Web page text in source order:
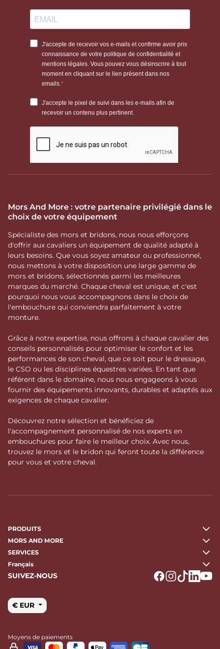
Mors And More : votre partenaire privilégié dans le
choix de votre équipement
Spécialiste des mors et bridons, nous nous efforçons
d'offrir aux cavaliers un équipement de qualité adapté à
leurs besoins. Que vous soyez amateur ou professionnel,
nous mettons à votre disposition une large gamme de
mors et bridons, sélectionnés parmi les meilleures
marques du marché. Chaque cheval est unique, et c'est
pourquoi nous vous accompagnons dans le choix de
l'embouchure qui conviendra parfaitement à votre
monture.
Grâce à notre expertise, nous offrons à chaque cavalier des
conseils personnalisés pour optimiser le confort et les
performances de son cheval, que ce soit pour le dressage,
le CSO ou les disciplines équestres variées. En tant que
référent dans le domaine, nous nous engageons à vous
fournir des équipements innovants, durables et adaptés aux
exigences de chaque cavalier.
Découvrez notre sélection et bénéficiez de
l'accompagnement personnalisé de nos experts en
embouchures pour faire le meilleur choix. Avec nous,
trouvez le mors et le bridon qui feront toute la différence
pour vous et votre cheval.
PRODUITS
MORS AND MORE
SERVICES
Français
SUIVEZ-NOUS
€ EUR
Moyens de paiements